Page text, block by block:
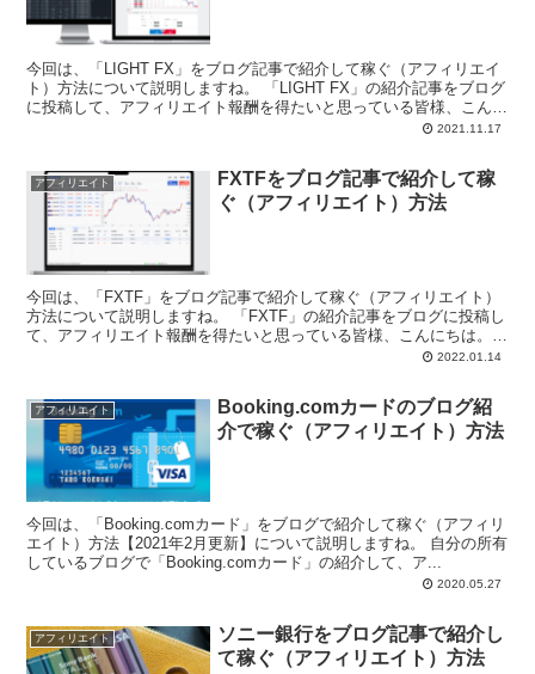
今回は、「LIGHT FX」をブログ記事で紹介して稼ぐ（アフィリエイ
ト）方法について説明しますね。 「LIGHT FX」の紹介記事をブログ
に投稿して、アフィリエイト報酬を得たいと思っている皆様、こんに
2021.11.17
アフィリエイト
FXTFをブログ記事で紹介して稼
ぐ（アフィリエイト）方法
今回は、「FXTF」をブログ記事で紹介して稼ぐ（アフィリエイト）
方法について説明しますね。 「FXTF」の紹介記事をブログに投稿し
て、アフィリエイト報酬を得たいと思っている皆様、こんにちは。
2022.01.14
アフィリエイト
Booking.comカードのブログ紹
介で稼ぐ（アフィリエイト）方法
今回は、「Booking.comカード」をブログで紹介して稼ぐ（アフィリ
エイト）方法【2021年2月更新】について説明しますね。 自分の所有
しているブログで「Booking.comカード」の紹介して、ア...
2020.05.27
アフィリエイト
ソニー銀行をブログ記事で紹介し
て稼ぐ（アフィリエイト）方法